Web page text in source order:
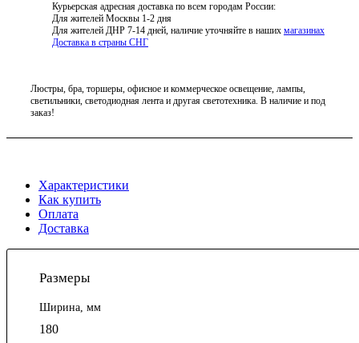
Курьерская адресная доставка по всем городам России:
Для жителей Москвы 1-2 дня
Для жителей ДНР 7-14 дней, наличие уточняйте в наших магазинах
Доставка в страны СНГ
Люстры, бра, торшеры, офисное и коммерческое освещение, лампы,
светильники, светодиодная лента и другая светотехника. В наличие и под
заказ!
Характеристики
Как купить
Оплата
Доставка
Размеры
Ширина, мм
180